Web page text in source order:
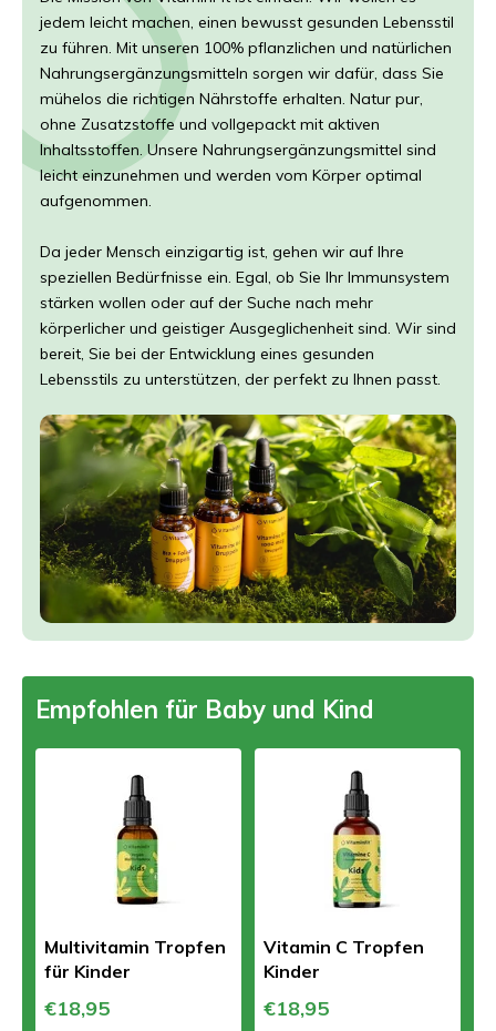
jedem leicht machen, einen bewusst gesunden Lebensstil
zu führen. Mit unseren 100% pflanzlichen und natürlichen
Nahrungsergänzungsmitteln sorgen wir dafür, dass Sie
mühelos die richtigen Nährstoffe erhalten. Natur pur,
ohne Zusatzstoffe und vollgepackt mit aktiven
Inhaltsstoffen. Unsere Nahrungsergänzungsmittel sind
leicht einzunehmen und werden vom Körper optimal
aufgenommen.
Da jeder Mensch einzigartig ist, gehen wir auf Ihre
speziellen Bedürfnisse ein. Egal, ob Sie Ihr Immunsystem
stärken wollen oder auf der Suche nach mehr
körperlicher und geistiger Ausgeglichenheit sind. Wir sind
bereit, Sie bei der Entwicklung eines gesunden
Lebensstils zu unterstützen, der perfekt zu Ihnen passt.
Empfohlen für Baby und Kind
Multivitamin Tropfen
für Kinder
€18,95
Vitamin C Tropfen
Kinder
€18,95